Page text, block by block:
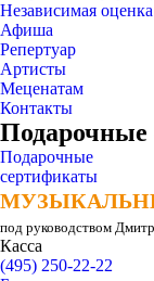
Независимая оценка
Афиша
Репертуар
Артисты
Меценатам
Контакты
Подарочные
Подарочные
сертификаты
под руководством
Касса
(495) 250-22-22